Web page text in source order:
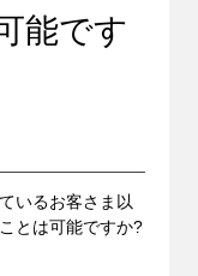
能です
いるお客さま以
とは可能ですか?